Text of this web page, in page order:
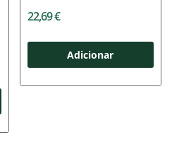
22,69 €
Adicionar